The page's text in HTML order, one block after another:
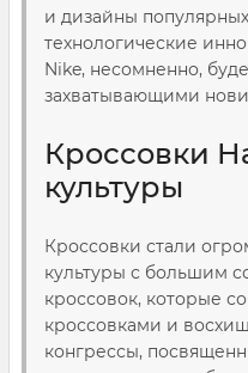
и дизайны
технологические
Nike, несомненно,
захватывающими
Кроссовки
культуры
Кроссовки стали
культуры с большим
кроссовок, которые
кроссовками и
конгрессы,